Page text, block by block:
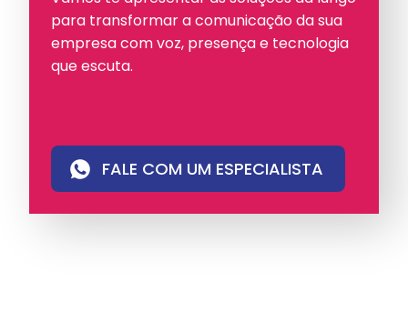
para transformar a comunicação da sua
empresa com voz, presença e tecnologia
que escuta.
FALE COM UM ESPECIALISTA